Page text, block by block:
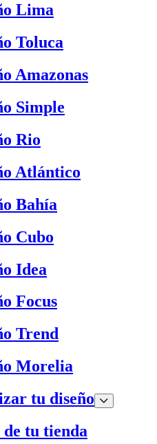
Lima
Toluca
Amazonas
Simple
Rio
Atlántico
Bahía
Cubo
Idea
Focus
Trend
Morelia
tu diseño
tu tienda